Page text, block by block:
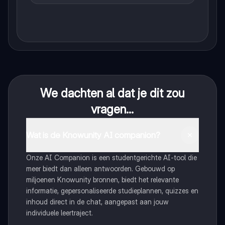
We dachten al dat je dit zou
vragen...
Onze AI Companion is een studentgerichte AI-tool die
meer biedt dan alleen antwoorden. Gebouwd op
miljoenen Knowunity bronnen, biedt het relevante
informatie, gepersonaliseerde studieplannen, quizzes en
inhoud direct in de chat, aangepast aan jouw
individuele leertraject.